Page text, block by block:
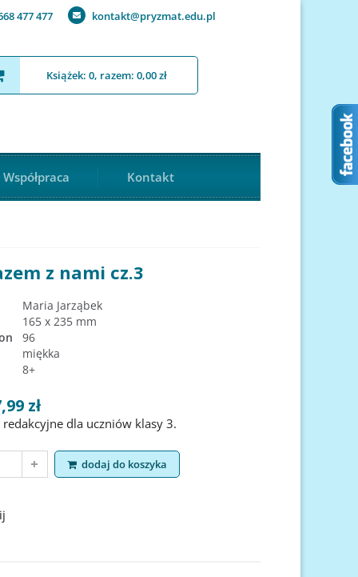
477 477 kontakt@pryzmat.edu.pl
Książek: 0, razem: 0,00 zł
Współpraca Kontakt
7-8 lat
Cena
12,99 zł
Zadania i łamigłowki 6-7 lat
z nami cz.3
Maria Jarząbek
165 x 235 mm
96
miękka
8+
zł
redakcyjne dla uczniów klasy 3.
dodaj do koszyka